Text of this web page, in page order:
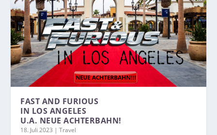
FAST AND FURIOUS
IN LOS ANGELES
U.A. NEUE ACHTERBAHN!
18. Juli 2023 |Travel